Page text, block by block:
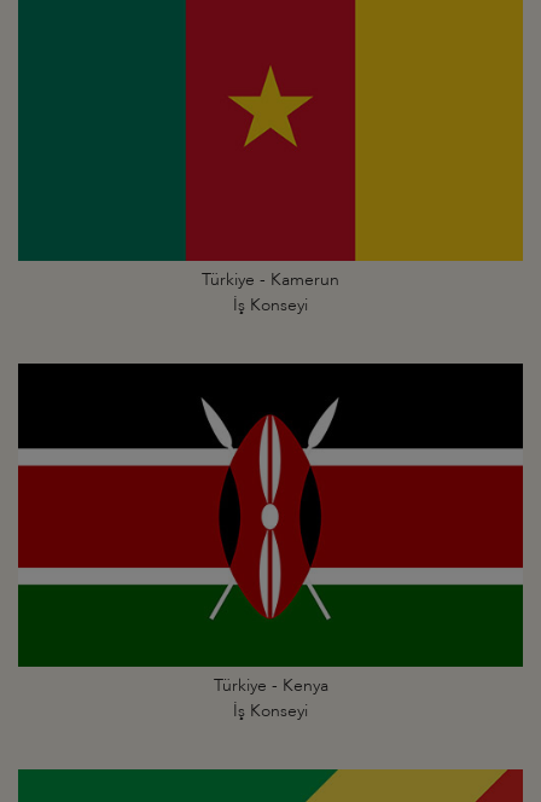
Türkiye - Kamerun
İş Konseyi
Türkiye - Kenya
İş Konseyi